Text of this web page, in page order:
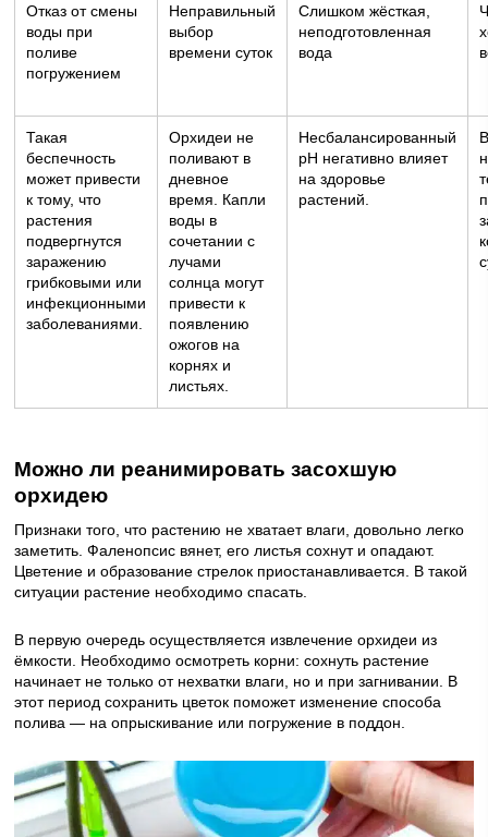
Отказ от смены
воды при
поливе
погружением
Неправильный
выбор
времени суток
Слишком жёсткая,
неподготовленная
вода
Такая
беспечность
может привести
к тому, что
растения
подвергнутся
заражению
грибковыми или
инфекционными
заболеваниями.
Орхидеи не
поливают в
дневное
время. Капли
воды в
сочетании с
лучами
солнца могут
привести к
появлению
ожогов на
корнях и
листьях.
Несбалансированный
pH негативно влияет
на здоровье
растений.
Можно ли реанимировать засохшую
орхидею
Признаки того, что растению не хватает влаги, довольно легко
заметить. Фаленопсис вянет, его листья сохнут и опадают.
Цветение и образование стрелок приостанавливается. В такой
ситуации растение необходимо спасать.
В первую очередь осуществляется извлечение орхидеи из
ёмкости. Необходимо осмотреть корни: сохнуть растение
начинает не только от нехватки влаги, но и при загнивании. В
этот период сохранить цветок поможет изменение способа
полива — на опрыскивание или погружение в поддон.